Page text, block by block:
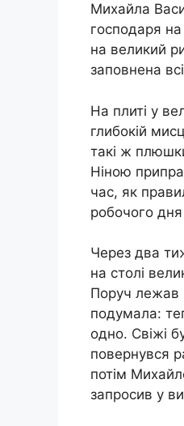
Михайла
господаря на
на великий
заповнена
На плиті у
глибокій
такі ж
Ніною
час, як
робочого дня
Через два
на столі
Поруч лежав
подумала:
одно. Свіжі
повернувся
потім
запросив у